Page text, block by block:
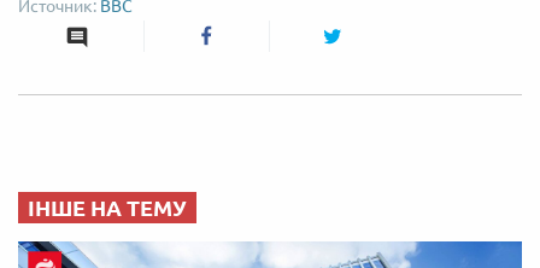
ВВС
ІНШЕ НА ТЕМУ